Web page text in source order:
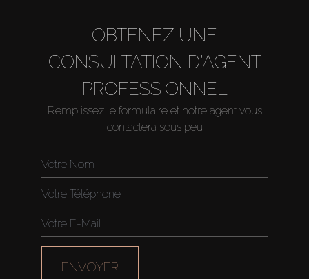
OBTENEZ UNE
CONSULTATION D'AGENT
PROFESSIONNEL
Remplissez le formulaire et notre agent vous
contactera sous peu
ENVOYER